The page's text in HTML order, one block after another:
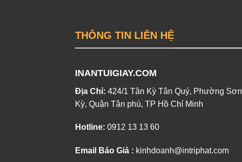
THÔNG TIN LIÊN HỆ
INANTUIGIAY.COM
Địa Chỉ: 424/1 Tân Kỳ Tân Quý, Phường Sơn
Kỳ, Quận Tân phú, TP Hồ Chí Minh
Hotline: 0912 13 13 60
Email Báo Giá : kinhdoanh@intriphat.com